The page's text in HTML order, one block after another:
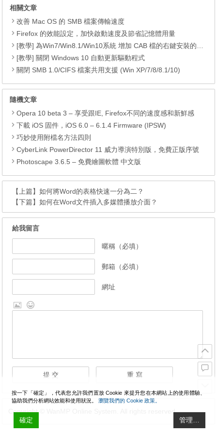
相關文章
改善 Mac OS 的 SMB 檔案傳輸速度
Firefox 的效能設定，加快啟動速度及節省記憶體用量
[教學] 為Win7/Win8.1/Win10系統 增加 CAB 檔的右鍵安裝的功能
[教學] 關閉 Windows 10 自動更新驅動程式
關閉 SMB 1.0/CIFS 檔案共用支援 (Win XP/7/8/8.1/10)
隨機文章
Opera 10 beta 3 – 享受跟IE, Firefox不同的速度感和新鮮感
下載 iOS 固件，iOS 6.0 – 6.1.4 Firmware (IPSW)
巧妙使用附檔名方法四則
CyberLink PowerDirector 11 威力導演特別版，免費正版序號
Photoscape 3.6.5 – 免費繪圖軟體 中文版
【上篇】如何將Word的表格快速一分為二？
【下篇】如何在Word文件插入多媒體播放介面？
給我留言
暱稱（必填）
郵箱（必填）
網址
Copyright © WanMP Online System. All rights reserved.
按一下「確定」，代表您允許我們置放 Cookie 來提升您在本網站上的使用體驗、
協助我們分析網站效能和使用狀況。 瀏覽我們的 Cookie 政策。
確定 管理…